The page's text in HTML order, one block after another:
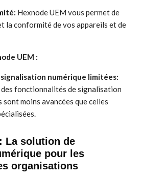
Hexnode UEM vous permet de
la conformité de vos appareils et de
UEM :
numérique limitées:
fonctionnalités de signalisation
sont moins avancées que celles
La solution de
pour les
organisations